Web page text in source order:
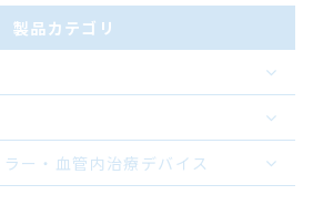
製品カテゴリ
ー・血管内治療デバイス